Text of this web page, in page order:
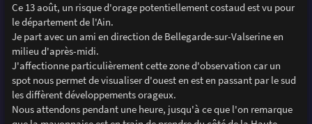
Ce 13 août, un risque d'orage potentiellement costaud est vu pour
le département de l'Ain.
Je part avec un ami en direction de Bellegarde-sur-Valserine en
milieu d'après-midi.
J'affectionne particulièrement cette zone d'observation car un
spot nous permet de visualiser d'ouest en est en passant par le sud
les diffèrent développements orageux.
Nous attendons pendant une heure, jusqu'à ce que l'on remarque